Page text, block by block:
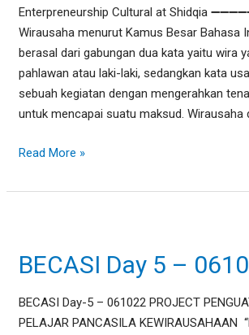
Enterpreneurship Cultural at Shidqia
Wirausaha menurut Kamus Besar Bahasa
berasal dari gabungan dua kata yaitu wira
pahlawan atau laki-laki, sedangkan kata
sebuah kegiatan dengan mengerahkan
untuk mencapai suatu maksud. Wirausaha
Read More »
BECASI Day 5 –
BECASI Day-5 – 061022 PROJECT
PELAJAR PANCASILA KEWIRAUSAHAAN
5
061022